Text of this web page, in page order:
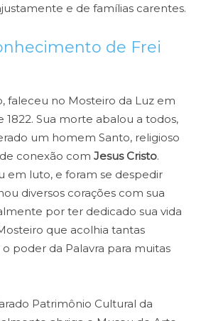
e de famílias carentes.
de Frei
faleceu no Mosteiro da Luz em
Sua morte abalou a todos,
um homem Santo, religioso
conexão com Jesus Cristo.
em luto, e foram se despedir
diversos corações com sua
por ter dedicado sua vida
que acolhia tantas
o poder da Palavra para muitas
Patrimônio Cultural da